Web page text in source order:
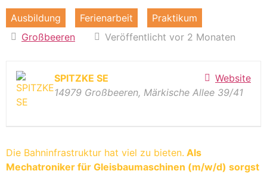
Ausbildung Ferienarbeit
Praktikum
Großbeeren
Veröffentlicht vor 2 Monaten
Website
SPITZKE SE
14979 Großbeeren, Märkische Allee 39/41
Die Bahninfrastruktur hat viel zu bieten. Als
Mechatroniker für Gleisbaumaschinen (m/​w/​d) sorgst